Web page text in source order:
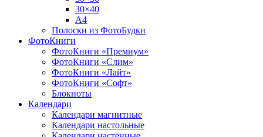
30×40
A4
Полоски из ФотоБудки
ФотоКниги
ФотоКниги «Премиум»
ФотоКниги «Слим»
ФотоКниги «Лайт»
ФотоКниги «Софт»
Блокноты
Календари
Календари магнитные
Календари настольные